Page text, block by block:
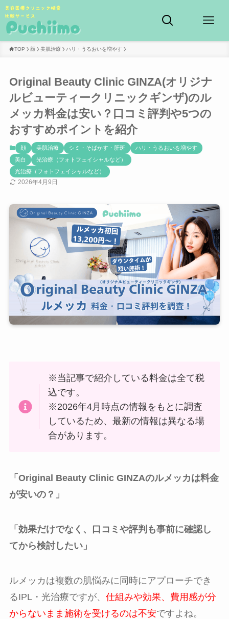
TOP 顔 美肌治療 ハリ・うるおいを増やす
Original Beauty Clinic GINZA(オリジナ
ルビューティークリニックギンザ)のル
メッカ料金は安い？口コミ評判や5つの
おすすめポイントを紹介
顔 美肌治療 シミ・そばかす・肝斑
ハリ・うるおいを増やす
美白
光治療（フォトフェイシャルなど）
光治療（フォトフェイシャルなど）
2026年4月9日
※当記事で紹介している料金は全て税
込です。
※2026年4月時点の情報をもとに調査
しているため、最新の情報は異なる場
合があります。
「Original Beauty Clinic GINZAのルメッカは料金
が安いの？」
「効果だけでなく、口コミや評判も事前に確認し
てから検討したい」
ルメッカは複数の肌悩みに同時にアプローチでき
るIPL・光治療ですが、 仕組みや効果、費用感が分
からないまま施術を受けるのは不安ですよね。